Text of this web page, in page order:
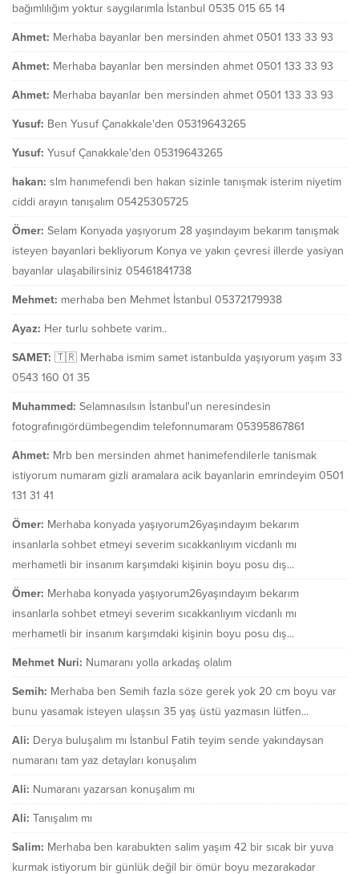
bağımlılığım yoktur saygılarımla İstanbul 0535 015 65 14
Ahmet: Merhaba bayanlar ben mersinden ahmet 0501 133 33 93
Ahmet: Merhaba bayanlar ben mersinden ahmet 0501 133 33 93
Ahmet: Merhaba bayanlar ben mersinden ahmet 0501 133 33 93
Yusuf: Ben Yusuf Çanakkale'den 05319643265
Yusuf: Yusuf Çanakkale'den 05319643265
hakan: slm hanımefendi ben hakan sizinle tanışmak isterim niyetim
ciddi arayın tanışalım 05425305725
Ömer: Selam Konyada yaşıyorum 28 yaşındayım bekarım tanışmak
isteyen bayanlari bekliyorum Konya ve yakın çevresi illerde yasiyan
bayanlar ulaşabilirsiniz 05461841738
Mehmet: merhaba ben Mehmet İstanbul 05372179938
Ayaz: Her turlu sohbete varim..
SAMET: 🇹🇷 Merhaba ismim samet istanbulda yaşıyorum yaşım 33
0543 160 01 35
Muhammed: Selamnasılsın İstanbul'un neresindesin
fotografınıgördümbegendim telefonnumaram 05395867861
Ahmet: Mrb ben mersinden ahmet hanimefendilerle tanismak
istiyorum numaram gizli aramalara acik bayanlarin emrindeyim 0501
131 31 41
Ömer: Merhaba konyada yaşıyorum26yaşındayım bekarım
insanlarla sohbet etmeyi severim sıcakkanlıyım vicdanlı mı
merhametli bir insanım karşımdaki kişinin boyu posu dış...
Ömer: Merhaba konyada yaşıyorum26yaşındayım bekarım
insanlarla sohbet etmeyi severim sıcakkanlıyım vicdanlı mı
merhametli bir insanım karşımdaki kişinin boyu posu dış...
Mehmet Nuri: Numaranı yolla arkadaş olalım
Semih: Merhaba ben Semih fazla söze gerek yok 20 cm boyu var
bunu yasamak isteyen ulaşsın 35 yaş üstü yazmasın lütfen...
Ali: Derya buluşalım mı İstanbul Fatih teyim sende yakındaysan
numaranı tam yaz detayları konuşalım
Ali: Numaranı yazarsan konuşalım mı
Ali: Tanışalım mı
Salim: Merhaba ben karabukten salim yaşım 42 bir sıcak bir yuva
kurmak istiyorum bir günlük değil bir ömür boyu mezarakadar